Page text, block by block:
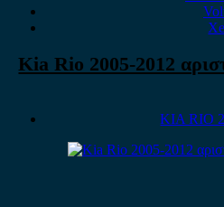
Kia Rio 2005-2012
KIA RIO